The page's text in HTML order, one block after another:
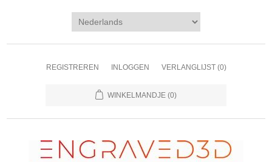
REGISTREREN INLOGGEN VERLANGLIJST (0)
WINKELMANDJE (0)